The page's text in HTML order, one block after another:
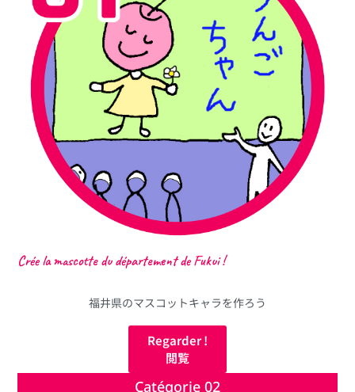
Crée la mascotte du département de Fukui !
福井県のマスコットキャラを作ろう
Regarder !
閲覧
Catégorie 02